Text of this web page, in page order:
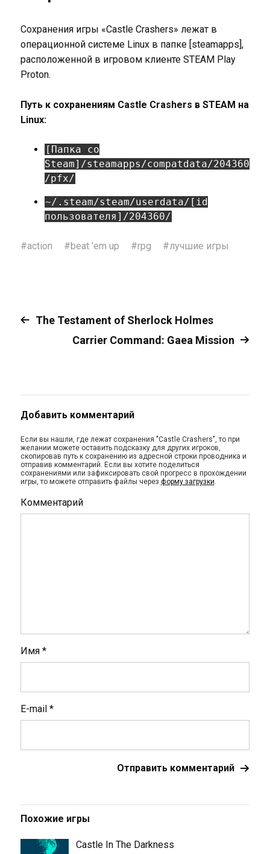
Сохранения игры «Castle Crashers» лежат в
операционной системе Linux в папке [steamapps],
расположенной в игровом клиенте STEAM Play
Proton.
Путь к сохранениям Castle Crashers в STEAM на
Linux:
[Папка со
Steam]/steamapps/compatdata/204360
/pfx/
~/.steam/steam/userdata/[id
пользователя]/204360/
#action #beat 'em up #rpg #лучшие игры
The Testament of Sherlock Holmes
Carrier Command: Gaea Mission
Добавить комментарий
Если вы нашли, где лежат сохранения "Castle Crashers", то при
желании можете оставить подсказку для других игроков,
скопировав путь к сохранению из адресной строки проводника и
отправив комментарий. Если вы хотите поделиться
сохранениями или зафиксировать свой прогресс в прохождении
игры, то можете отправить файлы через форму загрузки.
Комментарий
Имя *
E-mail *
Похожие игры
Castle In The Darkness